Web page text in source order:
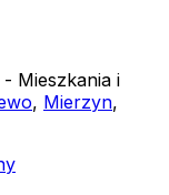
Mieszkania i
, Mierzyn,